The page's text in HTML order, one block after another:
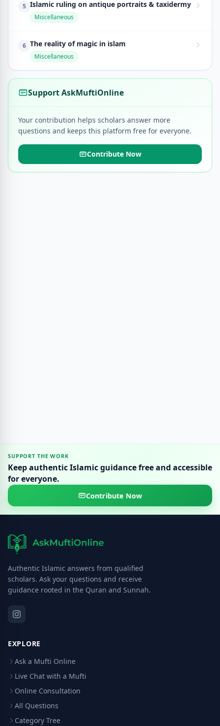
5 Islamic ruling on antique portraits & taxidermy
Miscellaneous
6 The reality of magic in islam
Miscellaneous
Support AskMuftiOnline
Your contribution helps scholars answer more
questions and keeps this platform free for everyone.
Contribute Now
SUPPORT THE WORK
Keep authentic Islamic guidance free and accessible
for everyone.
Contribute Now
Authentic Islamic answers from qualified
scholars. Ask your questions and receive
guidance rooted in the Quran and Sunnah.
EXPLORE
Ask a Mufti Online
Live Chat with a Mufti
Online Consultation
All Questions
Category Tree